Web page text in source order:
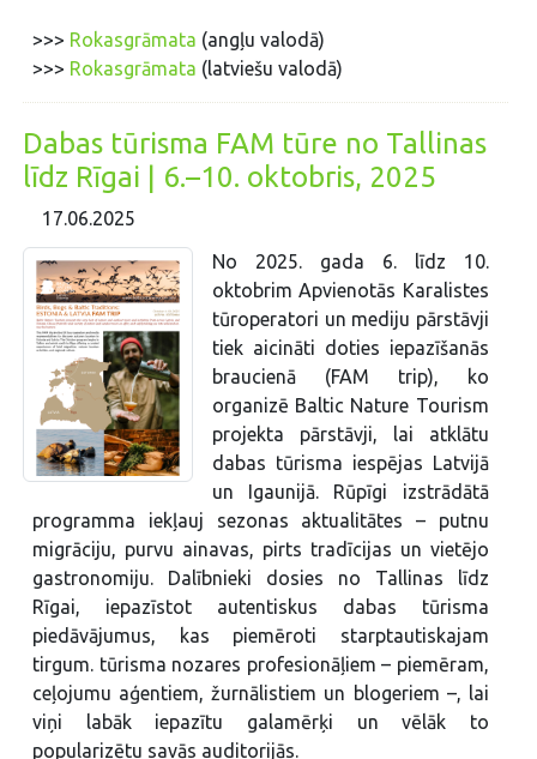
>>> Rokasgrāmata (angļu valodā)
>>> Rokasgrāmata (latviešu valodā)
Dabas tūrisma FAM tūre no Tallinas
līdz Rīgai | 6.–10. oktobris, 2025
17.06.2025
No 2025. gada 6. līdz 10.
oktobrim Apvienotās Karalistes
tūroperatori un mediju pārstāvji
tiek aicināti doties iepazīšanās
braucienā (FAM trip), ko
organizē Baltic Nature Tourism
projekta pārstāvji, lai atklātu
dabas tūrisma iespējas Latvijā
un Igaunijā. Rūpīgi izstrādātā
programma iekļauj sezonas aktualitātes – putnu
migrāciju, purvu ainavas, pirts tradīcijas un vietējo
gastronomiju. Dalībnieki dosies no Tallinas līdz
Rīgai, iepazīstot autentiskus dabas tūrisma
piedāvājumus, kas piemēroti starptautiskajam
tirgum. tūrisma nozares profesionāļiem – piemēram,
ceļojumu aģentiem, žurnālistiem un blogeriem –, lai
viņi labāk iepazītu galamērķi un vēlāk to
popularizētu savās auditorijās.